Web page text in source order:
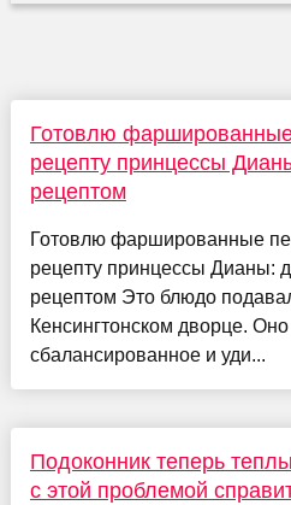
Готовлю
рецепту принцессы
рецептом
Готовлю фаршированные
рецепту принцессы Дианы:
рецептом Это блюдо
Кенсингтонском дворце. Оно
сбалансированное и уди...
Подоконник теперь
с этой проблемой